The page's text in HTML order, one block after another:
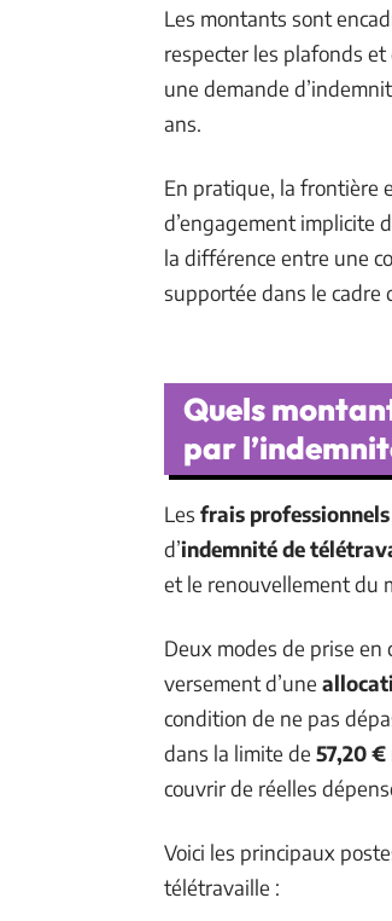
Les montants sont
respecter les plafonds
une demande
ans.
En pratique, la frontière
d’engagement implicite
la différence entre une
supportée dans le cadre
Quels
par
Les frais professionnels
d’indemnité de
et le renouvellement du
Deux modes de prise
versement d’une
condition de ne pas
dans la limite de 57,20 €
couvrir de réelles
Voici les principaux
télétravaille :